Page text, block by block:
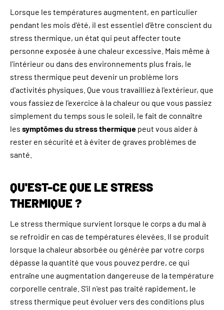
Lorsque les températures augmentent, en particulier
pendant les mois d'été, il est essentiel d'être conscient du
stress thermique, un état qui peut affecter toute
personne exposée à une chaleur excessive. Mais même à
l'intérieur ou dans des environnements plus frais, le
stress thermique peut devenir un problème lors
d'activités physiques. Que vous travailliez à l'extérieur, que
vous fassiez de l'exercice à la chaleur ou que vous passiez
simplement du temps sous le soleil, le fait de connaître
les symptômes du stress thermique peut vous aider à
rester en sécurité et à éviter de graves problèmes de
santé.
QU'EST-CE QUE LE STRESS
THERMIQUE ?
Le stress thermique survient lorsque le corps a du mal à
se refroidir en cas de températures élevées. Il se produit
lorsque la chaleur absorbée ou générée par votre corps
dépasse la quantité que vous pouvez perdre, ce qui
entraîne une augmentation dangereuse de la température
corporelle centrale. S'il n'est pas traité rapidement, le
stress thermique peut évoluer vers des conditions plus